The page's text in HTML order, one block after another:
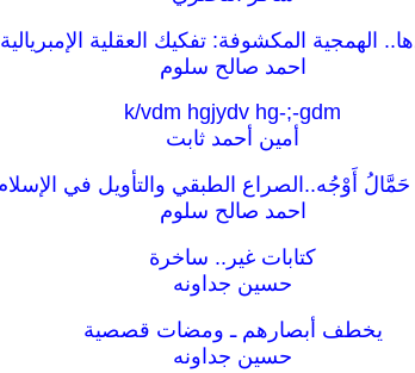
الهمجية المكشوفة: تفكيك العقلية
احمد صالح سلوم
k/vdm hgjydv hg-;-gdm
أمين أحمد ثابت
أَوْجُه..الصراع الطبقي والتأويل في
احمد صالح سلوم
كتابات غير.. ساخرة
حسين جداونه
يخطف أبصارهم ـ ومضات قصصية
حسين جداونه